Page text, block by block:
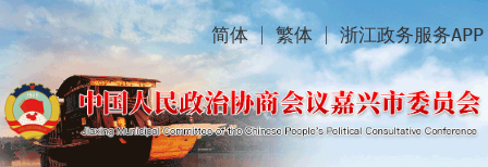
简体 繁体 浙江政务服务APP